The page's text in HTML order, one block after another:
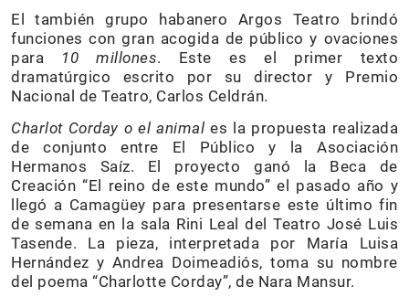
El también grupo habanero Argos Teatro brindó
funciones con gran acogida de público y ovaciones
para 10 millones. Este es el primer texto
dramatúrgico escrito por su director y Premio
Nacional de Teatro, Carlos Celdrán.
Charlot Corday o el animal es la propuesta realizada
de conjunto entre El Público y la Asociación
Hermanos Saíz. El proyecto ganó la Beca de
Creación “El reino de este mundo” el pasado año y
llegó a Camagüey para presentarse este último fin
de semana en la sala Rini Leal del Teatro José Luis
Tasende. La pieza, interpretada por María Luisa
Hernández y Andrea Doimeadiós, toma su nombre
del poema “Charlotte Corday”, de Nara Mansur.